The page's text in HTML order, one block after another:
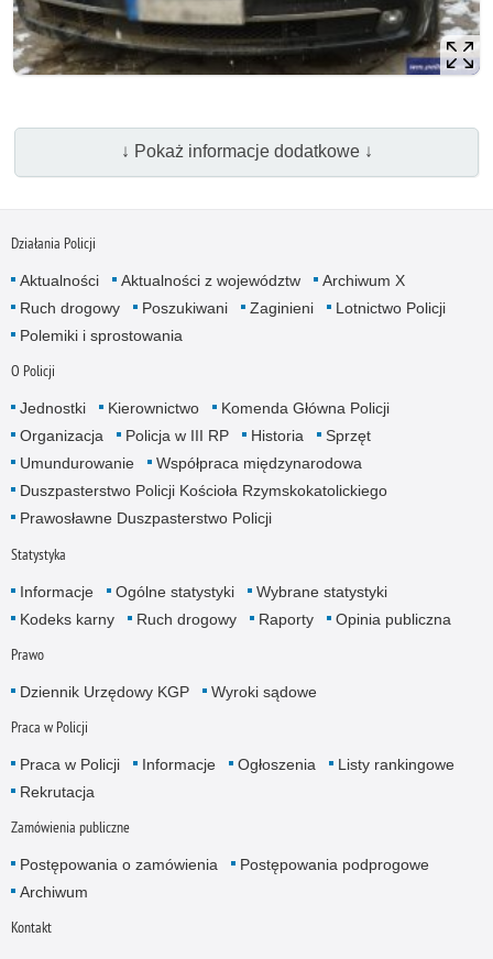
↓ Pokaż informacje dodatkowe ↓
Działania Policji
Aktualności Aktualności z województw
Archiwum X
Ruch drogowy
Poszukiwani Zaginieni
Lotnictwo Policji
Polemiki i sprostowania
O Policji
Jednostki Kierownictwo
Komenda Główna Policji
Organizacja
Policja w III RP Historia
Sprzęt
Umundurowanie
Współpraca międzynarodowa
Duszpasterstwo Policji Kościoła Rzymskokatolickiego
Prawosławne Duszpasterstwo Policji
Statystyka
Informacje Ogólne statystyki
Wybrane statystyki
Kodeks karny
Ruch drogowy Raporty Opinia publiczna
Prawo
Dziennik Urzędowy KGP Wyroki sądowe
Praca w Policji
Praca w Policji Informacje Ogłoszenia
Listy rankingowe
Rekrutacja
Zamówienia publiczne
Postępowania o zamówienia
Postępowania podprogowe
Archiwum
Kontakt